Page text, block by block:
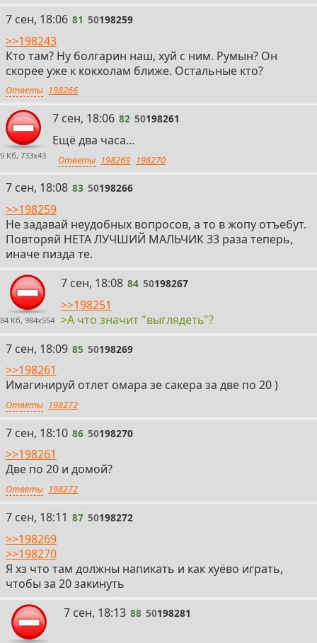
81
7 сен, 18:06 81 50198259
>>198243
Кто там? Ну болгарин наш, хуй с ним. Румын? Он
скорее уже к кокхолам ближе. Остальные кто?
Ответы 198266
9 Кб, 733x43
82
7 сен, 18:06 82 50198261
Ещё два часа...
Ответы 198269 198270
83
7 сен, 18:08 83 50198266
>>198259
Не задавай неудобных вопросов, а то в жопу отъебут.
Повторяй НЕТА ЛУЧШИЙ МАЛЬЧИК 33 раза теперь,
иначе пизда те.
84 Кб, 984x554
84
7 сен, 18:08 84 50198267
>>198251
>А что значит "выглядеть"?
85
7 сен, 18:09 85 50198269
>>198261
Имагинируй отлет омара зе сакера за две по 20 )
Ответы 198272
86
7 сен, 18:10 86 50198270
>>198261
Две по 20 и домой?
Ответы 198272
87
7 сен, 18:11 87 50198272
>>198269
>>198270
Я хз что там должны напикать и как хуёво играть,
чтобы за 20 закинуть
88
7 сен, 18:13 88 50198281